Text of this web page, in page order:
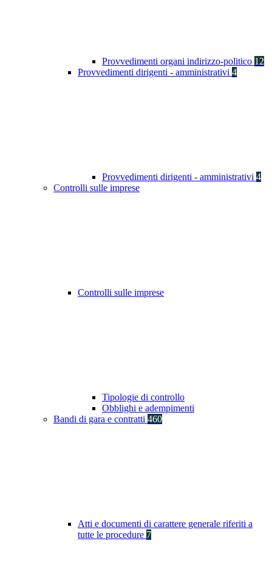
Provvedimenti organi indirizzo-politico 12
Provvedimenti dirigenti - amministrativi 4
Provvedimenti dirigenti - amministrativi 4
Controlli sulle imprese
Controlli sulle imprese
Tipologie di controllo
Obblighi e adempimenti
Bandi di gara e contratti 460
Atti e documenti di carattere generale riferiti a
tutte le procedure 7